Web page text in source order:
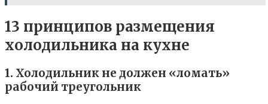
13 принципов размещения
холодильника на кухне
1. Холодильник не должен «ломать»
рабочий треугольник